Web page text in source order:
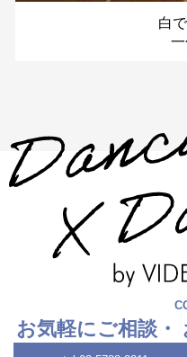
白
お気軽にご相談・